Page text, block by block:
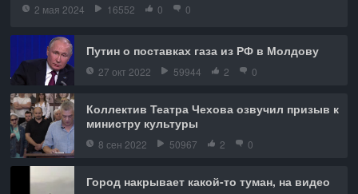
2 мая 2024 16552 0 0
Путин о поставках газа из РФ в Молдову
27 окт 2022 59944 2 0
Коллектив Театра Чехова озвучил призыв к
министру культуры
8 сен 2022 50967 2 0
Город накрывает какой-то туман, на видео